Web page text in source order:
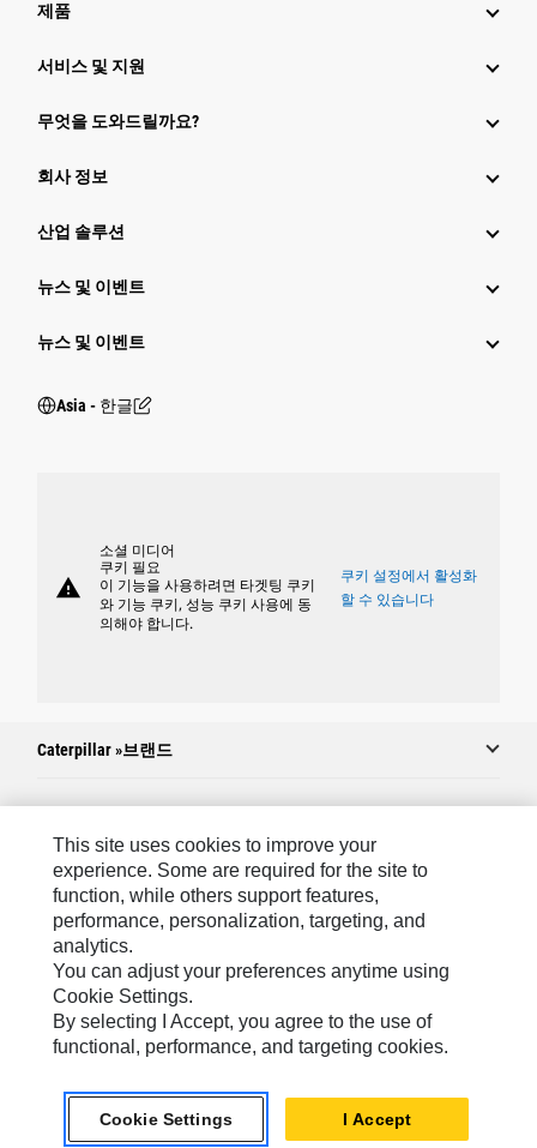
제품
서비스 및 지원
무엇을 도와드릴까요?
회사 정보
산업 솔루션
뉴스 및 이벤트
뉴스 및 이벤트
Asia - 한글
warning
소셜 미디어
쿠키 필요
이 기능을 사용하려면 타겟팅 쿠키
와 기능 쿠키, 성능 쿠키 사용에 동
의해야 합니다.
쿠키 설정에서 활성화
할 수 있습니다
Caterpillar »브랜드
Caterpillar.com
Caterpillar에 문의
내 마케팅 기본 설정
사이트 맵
Cookie Settings
법적 고지
위치정보 이용약관
This site uses cookies to improve your
experience. Some are required for the site to
function, while others support features,
performance, personalization, targeting, and
analytics.
You can adjust your preferences anytime using
Cookie Settings.
By selecting I Accept, you agree to the use of
functional, performance, and targeting cookies.
Cookie Settings I Accept